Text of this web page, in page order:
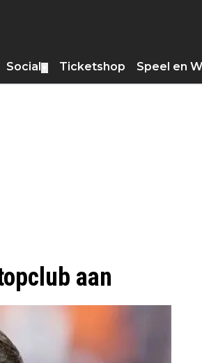
Social Ticketshop Speel en
aan